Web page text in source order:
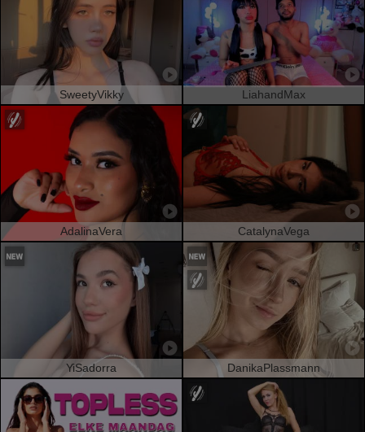
SweetyVikky LiahandMax
AdalinaVera CatalynaVega
YiSadorra DanikaPlassmann